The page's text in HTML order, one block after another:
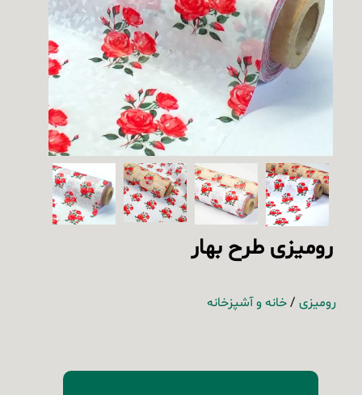
رومیزی طرح بهار
رومیزی /خانه و آشپزخانه